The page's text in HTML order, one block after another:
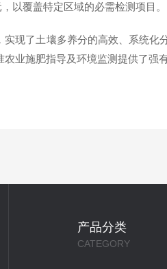
以覆盖特定区域的必需检测项目。
现了土壤多养分的高效、系统
业施肥指导及环境监测提供了
产品分类
CATEGORY